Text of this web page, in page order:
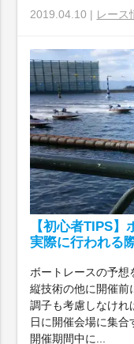
2019.04.10 | レース
【初心者TIPS
実際に行われる
ボートレースの予想
縦技術の他に開催前
調子も考慮しなけれ
日に開催会場に集合
開催期間中に...